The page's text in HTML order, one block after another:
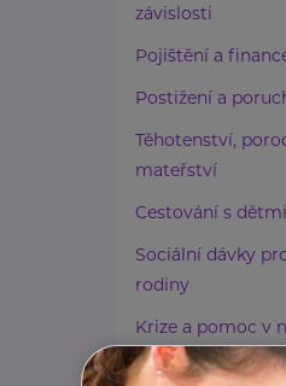
závislosti
Pojištění a
Postižení a
Těhotenství,
mateřství
Cestování s dětmi
Sociální dávky
rodiny
Krize a pomoc v
Paliativní péče